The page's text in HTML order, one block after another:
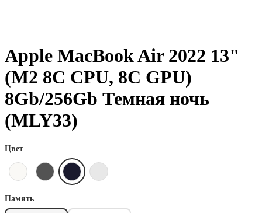
Apple MacBook Air 2022 13"
(М2 8C CPU, 8C GPU)
8Gb/256Gb Темная ночь
(MLY33)
Цвет
Память